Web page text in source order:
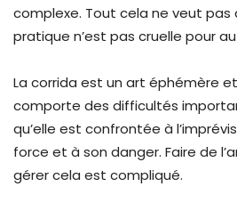
complexe. Tout cela ne veut
pratique n’est pas cruelle pour
La corrida est un art éphémère
comporte des difficultés
qu’elle est confrontée à
force et à son danger. Faire de
gérer cela est compliqué.